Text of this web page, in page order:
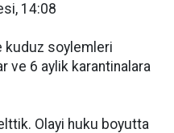
14:08
kuduz soylemleri
ve 6 aylik karantinalara
Olayi huku boyutta